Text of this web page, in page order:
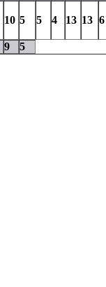
10 5 5 4 13 13 6
9 5